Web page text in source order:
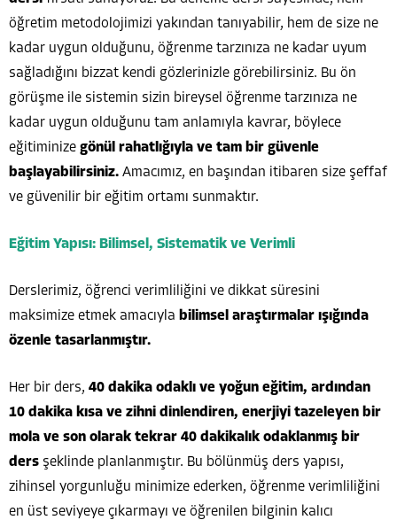
öğretim metodolojimizi yakından tanıyabilir, hem de size ne
kadar uygun olduğunu, öğrenme tarzınıza ne kadar uyum
sağladığını bizzat kendi gözlerinizle görebilirsiniz. Bu ön
görüşme ile sistemin sizin bireysel öğrenme tarzınıza ne
kadar uygun olduğunu tam anlamıyla kavrar, böylece
eğitiminize gönül rahatlığıyla ve tam bir güvenle
başlayabilirsiniz. Amacımız, en başından itibaren size şeffaf
ve güvenilir bir eğitim ortamı sunmaktır.
Eğitim Yapısı: Bilimsel, Sistematik ve Verimli
Derslerimiz, öğrenci verimliliğini ve dikkat süresini
maksimize etmek amacıyla bilimsel araştırmalar ışığında
özenle tasarlanmıştır.
Her bir ders, 40 dakika odaklı ve yoğun eğitim, ardından
10 dakika kısa ve zihni dinlendiren, enerjiyi tazeleyen bir
mola ve son olarak tekrar 40 dakikalık odaklanmış bir
ders şeklinde planlanmıştır. Bu bölünmüş ders yapısı,
zihinsel yorgunluğu minimize ederken, öğrenme verimliliğini
en üst seviyeye çıkarmayı ve öğrenilen bilginin kalıcı